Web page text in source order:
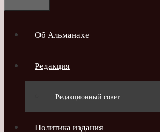
Об Альманахе
Редакция
Редакционный совет
Политика издания